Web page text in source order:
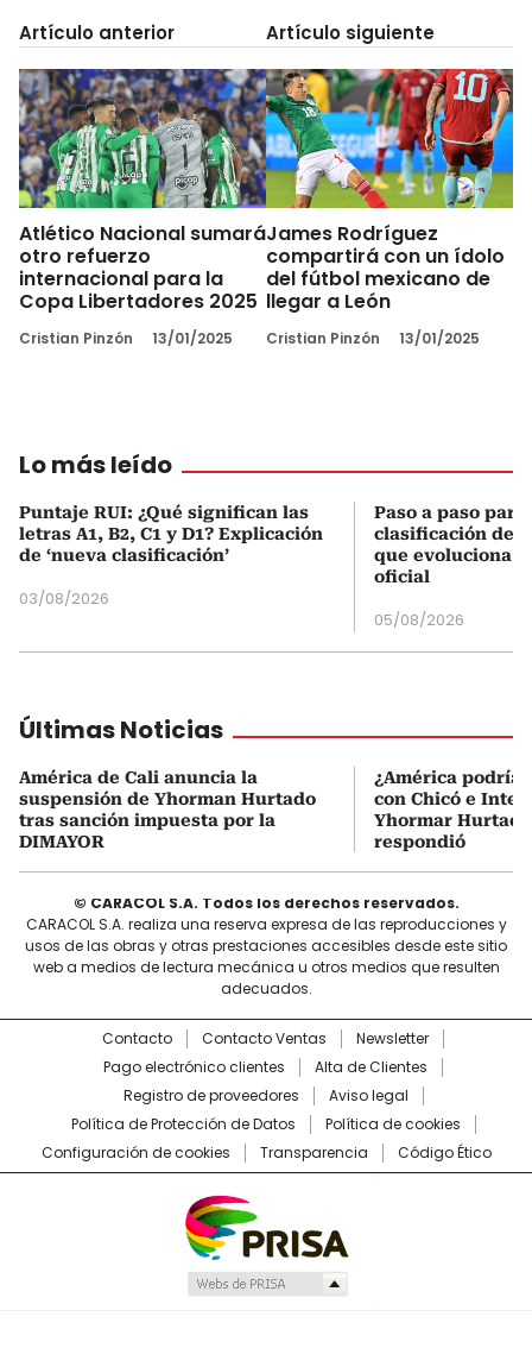
Artículo anterior
Atlético Nacional sumará
otro refuerzo
internacional para la
Copa Libertadores 2025
Cristian Pinzón 13/01/2025
Artículo siguiente
James Rodríguez
compartirá con un ídolo
del fútbol mexicano de
llegar a León
Cristian Pinzón 13/01/2025
Lo más leído
Puntaje RUI: ¿Qué significan las
letras A1, B2, C1 y D1? Explicación
de ‘nueva clasificación’
03/08/2026
Paso a paso
clasificación del
que evoluciona
oficial
05/08/2026
Últimas Noticias
América de Cali anuncia la
suspensión de Yhorman Hurtado
tras sanción impuesta por la
DIMAYOR
¿América podría
con Chicó e
Yhormar
respondió
© CARACOL S.A. Todos los derechos reservados.
CARACOL S.A. realiza una reserva expresa de las reproducciones y
usos de las obras y otras prestaciones accesibles desde este sitio
web a medios de lectura mecánica u otros medios que resulten
adecuados.
Contacto Contacto Ventas
Newsletter
Pago electrónico clientes
Alta de Clientes
Registro de proveedores
Aviso legal
Política de Protección de Datos
Política de cookies
Configuración de cookies
Transparencia Código Ético